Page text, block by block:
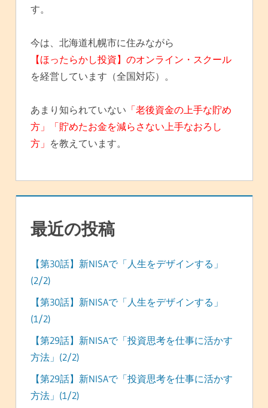
す。
今は、北海道札幌市に住みながら
【ほったらかし投資】のオンライン・スクール
を経営しています（全国対応）。
あまり知られていない 「老後資金の上手な貯め
方」「貯めたお金を減らさない上手なおろし
方」 を教えています。
最近の投稿
【第30話】新NISAで「人生をデザインする」
(2/2)
【第30話】新NISAで「人生をデザインする」
(1/2)
【第29話】新NISAで「投資思考を仕事に活かす
方法」(2/2)
【第29話】新NISAで「投資思考を仕事に活かす
方法」(1/2)